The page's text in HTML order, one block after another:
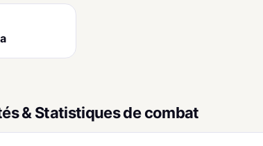
& Statistiques de combat